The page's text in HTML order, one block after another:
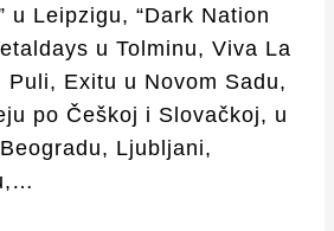
u Leipzigu, “Dark Nation
u Tolminu, Viva La
Puli, Exitu u Novom Sadu,
po Češkoj i Slovačkoj, u
Ljubljani,